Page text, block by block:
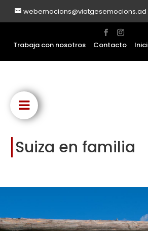
webemocions@viatgesemocions.ad
Trabaja con nosotros Contacto
Suiza en familia